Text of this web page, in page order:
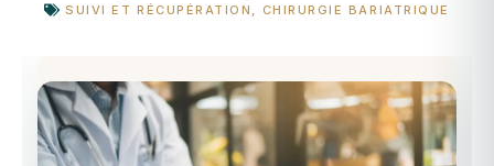
SUIVI ET RÉCUPÉRATION , CHIRURGIE BARIATRIQUE